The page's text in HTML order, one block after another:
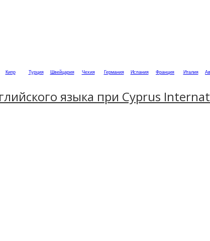
Кипр Турция Швейцария Чехия Германия Испания Франция Италия
языка при Cyprus